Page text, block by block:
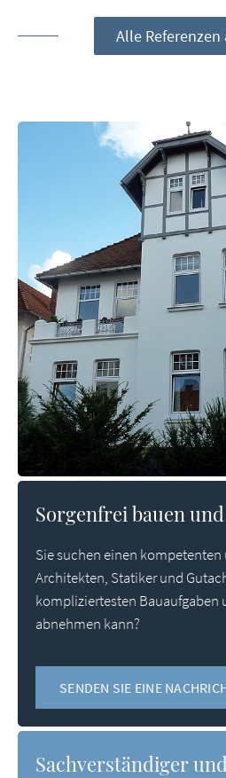
Alle Referenzen
Sorgenfrei bauen
Sie suchen einen
Architekten, Statiker und
kompliziertesten Bauaufgaben
abnehmen kann?
SENDEN SIE EINE
Sachverständiger